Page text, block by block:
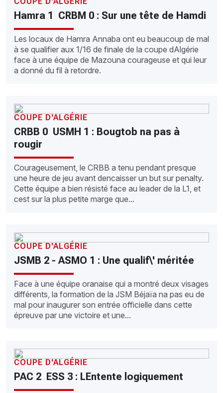
Hamra 1  CRBM 0 : Sur une tête de Hamdi
Les locaux de Hamra Annaba ont eu beaucoup de mal
à se qualifier aux 1/16 de finale de la coupe dAlgérie
face à une équipe de Mazouna courageuse et qui leur
a donné du fil à retordre.
COUPE D'ALGÉRIE
CRBB 0  USMH 1 : Bougtob na pas à
rougir
Courageusement, le CRBB a tenu pendant presque
une heure de jeu avant dencaisser un but sur penalty.
Cette équipe a bien résisté face au leader de la L1, et
cest sur la plus petite marge que...
COUPE D'ALGÉRIE
JSMB 2 - ASMO 1 : Une qualif\' méritée
Face à une équipe oranaise qui a montré deux visages
différents, la formation de la JSM Béjaïa na pas eu de
mal pour inaugurer son entrée officielle dans cette
épreuve par une victoire et une...
COUPE D'ALGÉRIE
PAC 2  ESS 3 : LEntente logiquement